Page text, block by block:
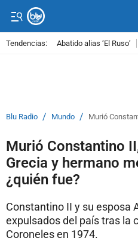
Tendencias: Abatido alias ‘El Ruso’
Blu Radio / Mundo / Murió
Murió Constantino
Grecia y hermano
¿quién fue?
Constantino II y su esposa
expulsados del país tras la
Coroneles en 1974.